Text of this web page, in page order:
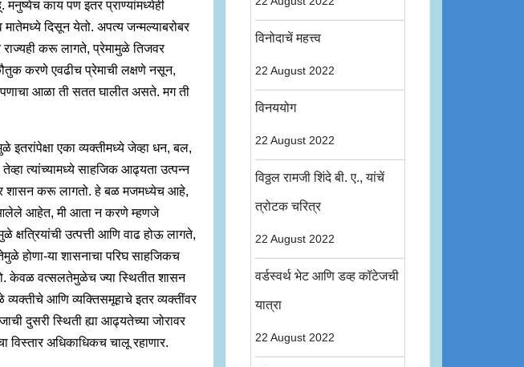
मनुष्येच काय पण इतर प्राण्यांमध्येही
दिसून येतो. अपत्य जन्मल्याबरोबर
करू लागते, प्रेमामुळे तिजवर
करणे एवढीच प्रेमाची लक्षणे नसून,
आळा ती सतत घालीत असते. मग ती
एका व्यक्तीमध्ये जेव्हा धन, बल,
तेव्हा त्यांच्यामध्ये साहजिक आढ्यता उत्पन्न
शासन करू लागतो. हे बळ मजमध्येच आहे,
आलेले आहेत, मी आता न करणे म्हणजे
क्षत्रियांची उत्पत्ती आणि वाढ होऊ लागते,
होणा-या शासनाचा परिघ साहजिकच
केवळ वत्सलतेमुळेच ज्या स्थितीत शासन
आणि व्यक्तिसमूहाचे इतर व्यक्तींवर
दुसरी स्थिती ह्या आढ्यतेच्या जोरावर
विस्तार अधिकाधिकच चालू रहाणार.
विनोदाचें महत्त्व
22 August 2022
विनययोग
22 August 2022
विठ्ठल रामजी शिंदे बी. ए., यांचें
त्रोटक चरित्र
22 August 2022
वर्डस्वर्थ भेट आणि डव्ह कॉटेजची
यात्रा
22 August 2022